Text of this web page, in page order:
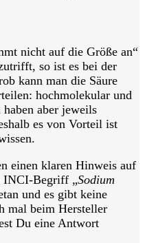
nicht auf die Größe an“
so ist es bei der
kann man die Säure
hochmolekular und
aber jeweils
es von Vorteil ist
einen klaren Hinweis auf
INCI-Begriff „Sodium
und es gibt keine
mal beim Hersteller
Du eine Antwort